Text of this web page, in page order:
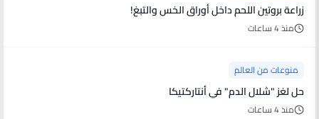
زراعة بروتين اللحم داخل أوراق الخس والتبغ!
منذ 4 ساعات
منوعات من العالم
حل لغز "شلال الدم" في أنتاركتيكا
منذ 4 ساعات